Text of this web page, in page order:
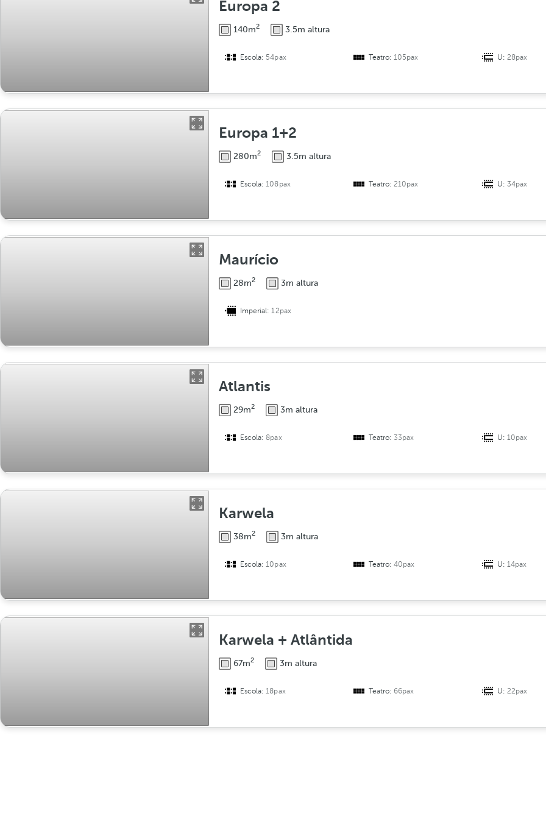
Europa 2
140m2 3.5m altura
Escola: 54pax Teatro:105pax U: 28pax
Europa 1+2
280m2 3.5m altura
Escola:108pax Teatro:210pax U: 34pax
Maurício
28m2 3m altura
Imperial:12pax
Atlantis
29m2 3m altura
Escola:8pax Teatro:33pax U: 10pax
Karwela
38m2 3m altura
Escola:10pax Teatro:40pax U: 14pax
Karwela + Atlântida
67m2 3m altura
Escola:18pax Teatro:66pax U: 22pax